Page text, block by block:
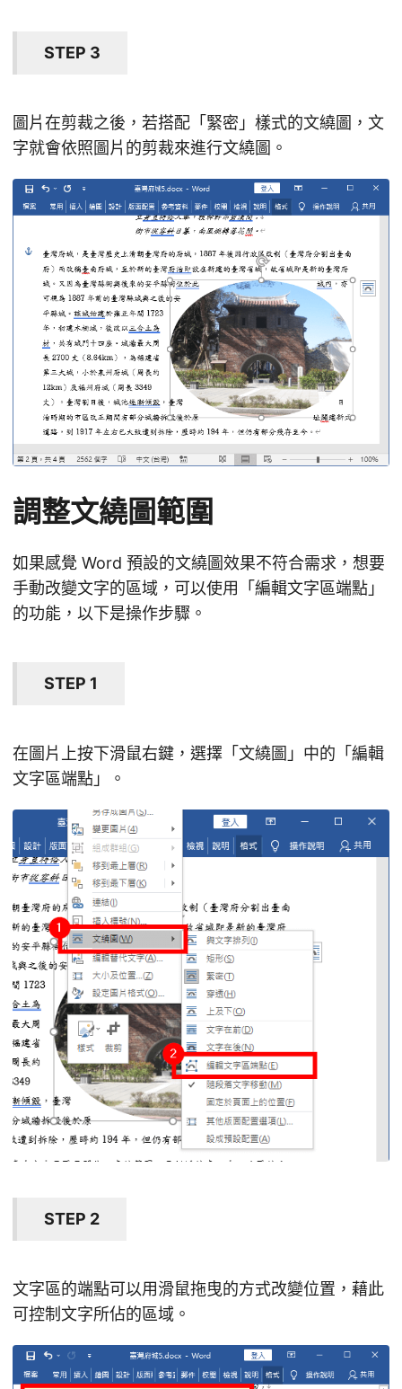
STEP 3
圖片在剪裁之後，若搭配「緊密」樣式的文繞圖，文
字就會依照圖片的剪裁來進行文繞圖。
調整文繞圖範圍
如果感覺 Word 預設的文繞圖效果不符合需求，想要
手動改變文字的區域，可以使用「編輯文字區端點」
的功能，以下是操作步驟。
STEP 1
在圖片上按下滑鼠右鍵，選擇「文繞圖」中的「編輯
文字區端點」。
STEP 2
文字區的端點可以用滑鼠拖曳的方式改變位置，藉此
可控制文字所佔的區域。